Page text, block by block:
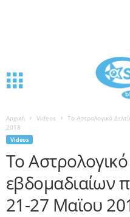
Αρχική Videos
Το Αστρολογικό
2018
Videos
Το Αστρολογικό
εβδομαδιαίων
21-27 Μαϊου